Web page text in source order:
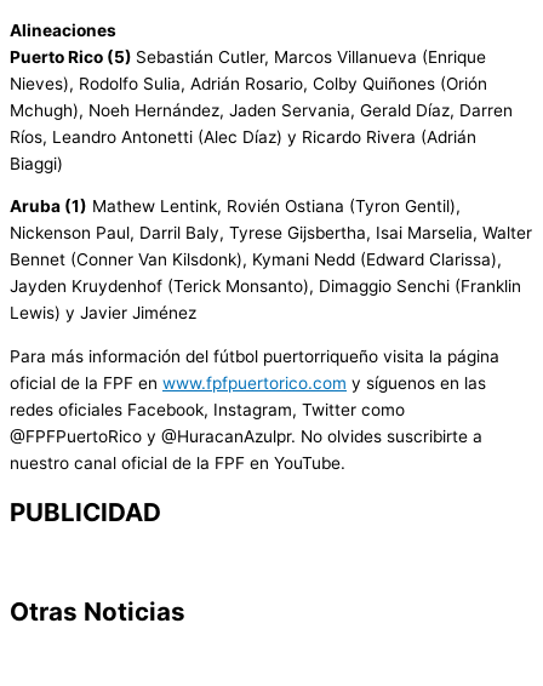
Alineaciones
Puerto Rico (5) Sebastián Cutler, Marcos Villanueva (Enrique
Nieves), Rodolfo Sulia, Adrián Rosario, Colby Quiñones (Orión
Mchugh), Noeh Hernández, Jaden Servania, Gerald Díaz, Darren
Ríos, Leandro Antonetti (Alec Díaz) y Ricardo Rivera (Adrián
Biaggi)
Aruba (1) Mathew Lentink, Rovién Ostiana (Tyron Gentil),
Nickenson Paul, Darril Baly, Tyrese Gijsbertha, Isai Marselia, Walter
Bennet (Conner Van Kilsdonk), Kymani Nedd (Edward Clarissa),
Jayden Kruydenhof (Terick Monsanto), Dimaggio Senchi (Franklin
Lewis) y Javier Jiménez
Para más información del fútbol puertorriqueño visita la página
oficial de la FPF en www.fpfpuertorico.com y síguenos en las
redes oficiales Facebook, Instagram, Twitter como
@FPFPuertoRico y @HuracanAzulpr. No olvides suscribirte a
nuestro canal oficial de la FPF en YouTube.
PUBLICIDAD
Otras Noticias